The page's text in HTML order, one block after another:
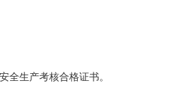
全生产考核合格证书。